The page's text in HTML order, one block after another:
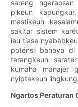
sareng
pikeun
mastikeun
sakitar sistem
ieu tiasa
poténsi bahaya
terangkeun
kumaha manajer
nyiptakeun
Ngartos Peraturan